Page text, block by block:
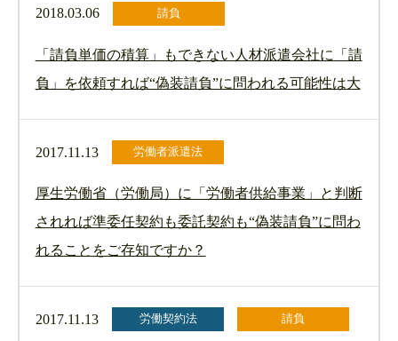
2018.03.06 請負
「請負単価の積算」もできない人材派遣会社に「請
負」を依頼すれば“偽装請負”に問われる可能性は大
2017.11.13 労働者派遣法
厚生労働省（労働局）に「労働者供給事業」と判断
されれば準委任契約も委託契約も“偽装請負”に問わ
れることをご存知ですか？
2017.11.13 労働契約法 請負